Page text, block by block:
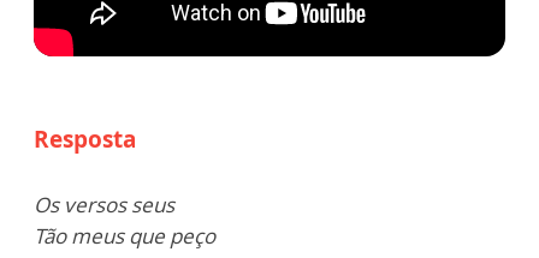
Resposta
Os versos seus
Tão meus que peço